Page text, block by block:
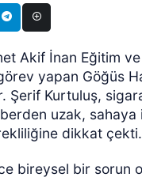
Akif İnan Eğitim
yapan Göğüs
Şerif Kurtuluş,
uzak, sahaya
dikkat çekti.
bireysel bir sorun